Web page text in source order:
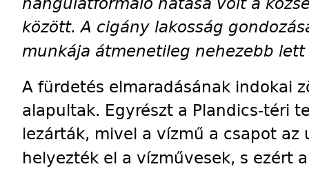
között. A cigány lakosság
munkája átmenetileg nehezebb
A fürdetés elmaradásának indokai
alapultak. Egyrészt a Plandics-téri
lezárták, mivel a vízmű a csapot az
helyezték el a vízművesek, s ezért